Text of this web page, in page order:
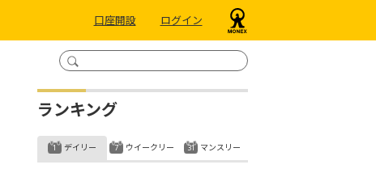
口座開設 ログイン
ランキング
デイリー ウイークリー マンスリー